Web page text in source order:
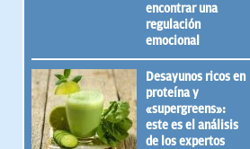
encontrar una
regulación
emocional
Desayunos ricos en
proteína y
«supergreens»:
este es el análisis
de los expertos